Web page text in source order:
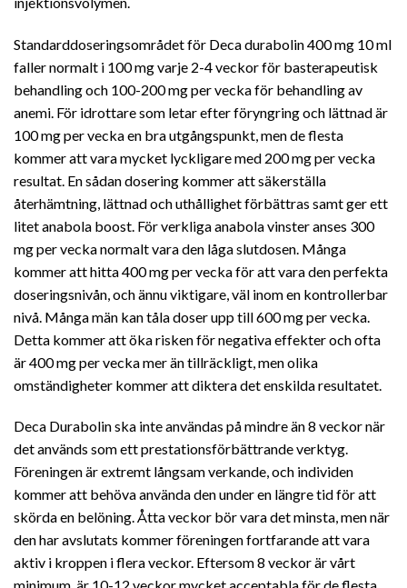
Standarddoseringsområdet för Deca durabolin 400 mg 10 ml
faller normalt i 100 mg varje 2-4 veckor för basterapeutisk
behandling och 100-200 mg per vecka för behandling av
anemi. För idrottare som letar efter föryngring och lättnad är
100 mg per vecka en bra utgångspunkt, men de flesta
kommer att vara mycket lyckligare med 200 mg per vecka
resultat. En sådan dosering kommer att säkerställa
återhämtning, lättnad och uthållighet förbättras samt ger ett
litet anabola boost. För verkliga anabola vinster anses 300
mg per vecka normalt vara den låga slutdosen. Många
kommer att hitta 400 mg per vecka för att vara den perfekta
doseringsnivån, och ännu viktigare, väl inom en kontrollerbar
nivå. Många män kan tåla doser upp till 600 mg per vecka.
Detta kommer att öka risken för negativa effekter och ofta
är 400 mg per vecka mer än tillräckligt, men olika
omständigheter kommer att diktera det enskilda resultatet.
Deca Durabolin ska inte användas på mindre än 8 veckor när
det används som ett prestationsförbättrande verktyg.
Föreningen är extremt långsam verkande, och individen
kommer att behöva använda den under en längre tid för att
skörda en belöning. Åtta veckor bör vara det minsta, men när
den har avslutats kommer föreningen fortfarande att vara
aktiv i kroppen i flera veckor. Eftersom 8 veckor är vårt